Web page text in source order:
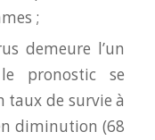
;
demeure l’un
pronostic se
taux de survie à
diminution (68